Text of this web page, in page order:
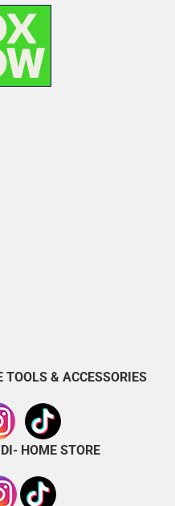
TOOLS & ACCESSORIES
DI- HOME STORE